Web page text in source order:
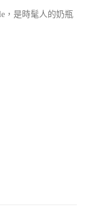
，是時髦人的奶瓶